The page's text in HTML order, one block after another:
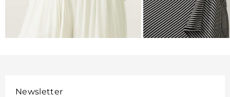
Newsletter